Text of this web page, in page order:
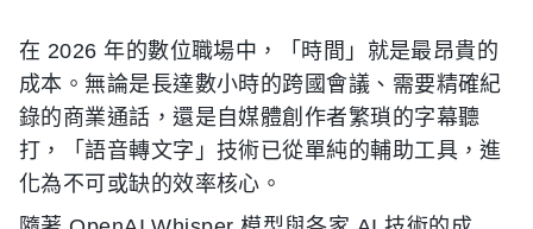
在 2026 年的數位職場中，「時間」就是最昂貴的
成本。無論是長達數小時的跨國會議、需要精確紀
錄的商業通話，還是自媒體創作者繁瑣的字幕聽
打，「語音轉文字」技術已從單純的輔助工具，進
化為不可或缺的效率核心。